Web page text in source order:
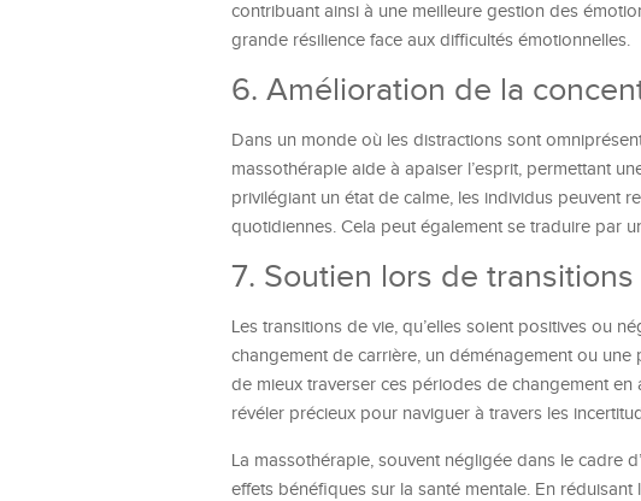
contribuant ainsi à une meilleure gestion des
grande résilience face aux difficultés émotionnelles.
6. Amélioration de la
Dans un monde où les distractions sont
massothérapie aide à apaiser l’esprit, permettant
privilégiant un état de calme, les individus peuvent
quotidiennes. Cela peut également se traduire par
7. Soutien lors de
Les transitions de vie, qu’elles soient positives ou
changement de carrière, un déménagement ou
de mieux traverser ces périodes de changement
révéler précieux pour naviguer à travers les
La massothérapie, souvent négligée dans le cadre
effets bénéfiques sur la santé mentale. En